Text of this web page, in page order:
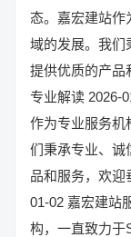
态。嘉宏建站作
域的发展。我们
提供优质的产品
专业解读 2026-
作为专业服务机
们秉承专业、诚
品和服务，欢迎
01-02 嘉宏建站
构，一直致力于